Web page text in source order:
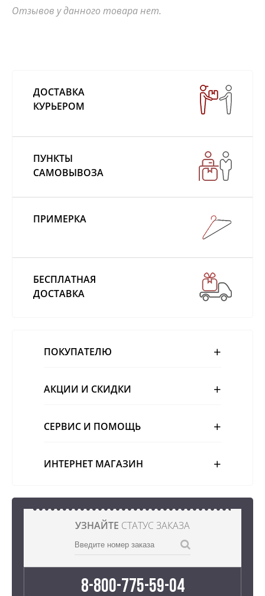
Отзывов у данного товара нет.
ДОСТАВКА
КУРЬЕРОМ
ПУНКТЫ
САМОВЫВОЗА
ПРИМЕРКА
БЕСПЛАТНАЯ
ДОСТАВКА
ПОКУПАТЕЛЮ
АКЦИИ И СКИДКИ
СЕРВИС И ПОМОЩЬ
ИНТЕРНЕТ МАГАЗИН
УЗНАЙТЕ СТАТУС ЗАКАЗА
8-800-775-59-04